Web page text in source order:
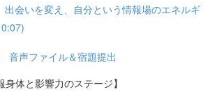
会いを変え、自分という情報場のエネルギ
音声ファイル＆宿題提出
体と影響力のステージ】